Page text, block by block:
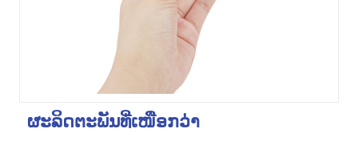
ຜະລິດຕະພັນທີ່ເໜືອກວ່າ